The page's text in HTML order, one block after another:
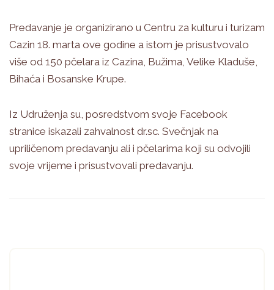
Predavanje je organizirano u Centru za kulturu i turizam
Cazin 18. marta ove godine a istom je prisustvovalo
više od 150 pčelara iz Cazina, Bužima, Velike Kladuše,
Bihaća i Bosanske Krupe.
Iz Udruženja su, posredstvom svoje Facebook
stranice iskazali zahvalnost dr.sc. Svečnjak na
upriličenom predavanju ali i pčelarima koji su odvojili
svoje vrijeme i prisustvovali predavanju.